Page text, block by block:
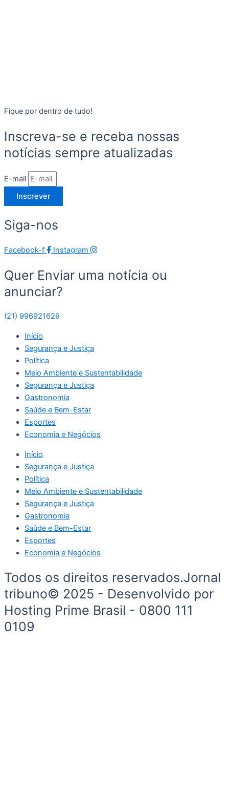
Fique por dentro de tudo!
Inscreva-se e receba nossas
notícias sempre atualizadas
E-mail
Inscrever
Siga-nos
Facebook-f Instagram
Quer Enviar uma notícia ou
anunciar?
(21) 996921629
Início
Segurança e Justiça
Política
Meio Ambiente e Sustentabilidade
Segurança e Justiça
Gastronomia
Saúde e Bem-Estar
Esportes
Economia e Negócios
Início
Segurança e Justiça
Política
Meio Ambiente e Sustentabilidade
Segurança e Justiça
Gastronomia
Saúde e Bem-Estar
Esportes
Economia e Negócios
Todos os direitos reservados.Jornal
tribuno© 2025 - Desenvolvido por
Hosting Prime Brasil - 0800 111
0109